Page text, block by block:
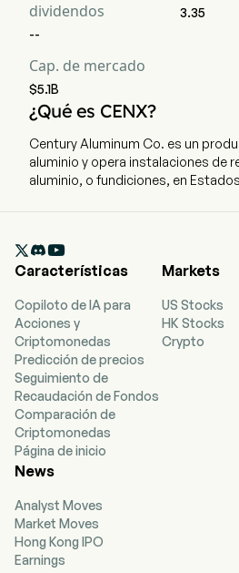
dividendos
--
3.35
Cap. de mercado
$5.1B
¿Qué es CENX?
Century Aluminum Co. es un
aluminio y opera instalaciones de
aluminio, o fundiciones, en
producción anual de la empresa es
aproximadamente 1.020.000
producción de ánodos de carbón
Países Bajos (Vlissingen). Los
se consumen en la producción de
primario. Vlissingen suministra
carbón a su fundición de aluminio en
Grundartangi, Islandia. Cada una
fundiciones de aluminio en Estados
produce ánodos en instalaciones
través de su línea de productos
productos de aluminio de bajo
aluminio en Estados Unidos, en
Kentucky (Hawesville), Robards,
(Sebree) y Goose Creek, Carolina
Holly), y una fundición de aluminio en

Características
Copiloto de IA para
Acciones y
Criptomonedas
Predicción de precios
Seguimiento de
Recaudación de Fondos
Comparación de
Criptomonedas
Página de inicio
Markets
US Stocks
HK Stocks
Crypto
News
Analyst Moves
Market Moves
Hong Kong IPO
Earnings